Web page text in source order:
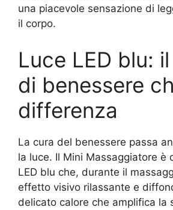
una piacevole sensazione di
il corpo.
Luce LED blu:
di benessere
differenza
La cura del benessere passa
la luce. Il Mini Massaggiatore è
LED blu che, durante il
effetto visivo rilassante e
delicato calore che amplifica la